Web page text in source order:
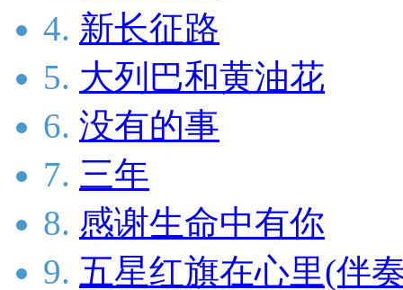
4. 新长征路
5. 大列巴和黄油花
6. 没有的事
7. 三年
8. 感谢生命中有你
9. 五星红旗在心里(伴